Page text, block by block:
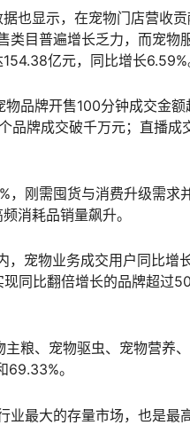
也显示，在宠物门店营收
类目普遍增长乏力，而宠物
亿元，同比增长6.59%
品牌开售100分钟成交金额
品牌成交破千万元；直播成
，刚需囤货与消费升级需求
消耗品销量飙升。
，宠物业务成交用户同比增
同比翻倍增长的品牌超过
主粮、宠物驱虫、宠物营养
。
业最大的存量市场，也是最